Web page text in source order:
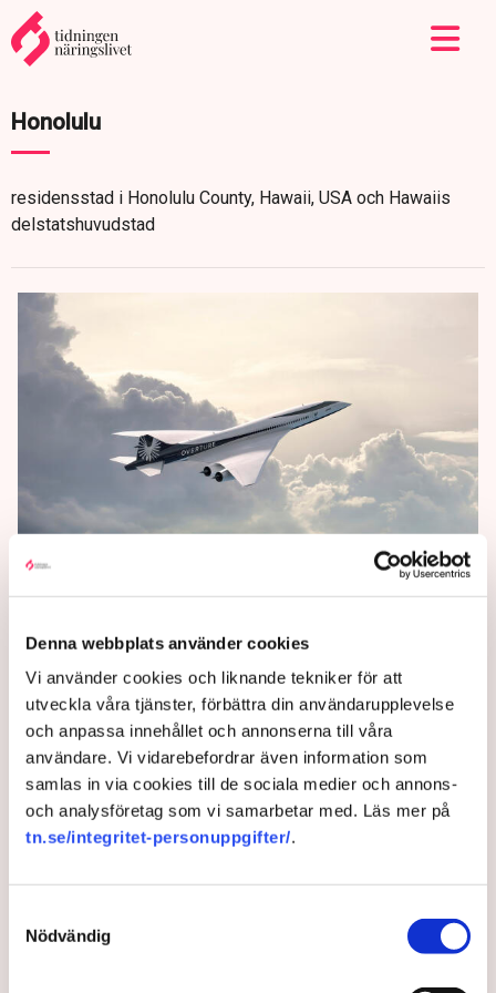
Denna webbplats använder cookies
Vi använder cookies och liknande tekniker för att
utveckla våra tjänster, förbättra din användarupplevelse
och anpassa innehållet och annonserna till våra
användare. Vi vidarebefordrar även information som
samlas in via cookies till de sociala medier och annons-
och analysföretag som vi samarbetar med. Läs mer på
tn.se/integritet-personuppgifter/.
Nödvändig
Honolulu
residensstad i Honolulu County, Hawaii, USA och Hawaiis
delstatshuvudstad
Drömmen om överljudsplan
lever igen
Flygtrafiken med Concorde fick ett tragiskt slut i
form av dödskraschen i Paris. Nu, drygt 20 år senare,
väcks nya förhoppningar om att resa i överljudsfart.
3 years ago | Av: TT